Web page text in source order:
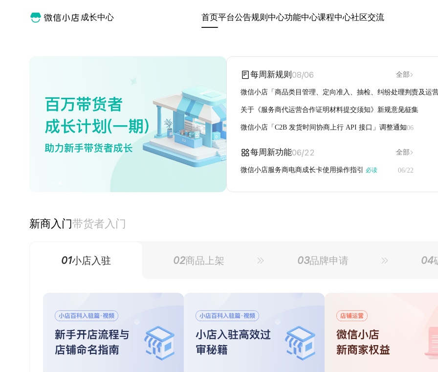
成长中心 首页平台公告规则中心功能中心课程中心社区交流
3
每周新规则 08/06 全部
微信小店「商品类目管理、定向准入、抽检、纠纷处理判责及运
01/12
关于《服务商代运营合作证明材料提交须知》新规意见征集
08/06
微信小店「C2B 发货时间协商上行 API 接口」调整通知
08/06
每周新功能06/22 全部
微信小店服务商电商成长卡使用操作指引 必读 06/22
新商入门带货者入门
01小店入驻 02商品上架 03品牌申请 04